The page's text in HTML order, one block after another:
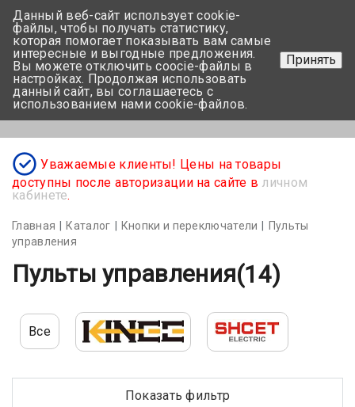
+375 17-350-99-56
+375 44-752-82-08
Задать вопрос
Уважаемые клиенты! Цены на товары
доступны после авторизации на сайте в личном
кабинете.
Главная Каталог Кнопки и переключатели
Пульты
управления
Пульты управления(14)
Все
Показать фильтр
Данный веб-сайт использует cookie-
файлы, чтобы получать статистику,
которая помогает показывать вам самые
интересные и выгодные предложения.
Вы можете отключить coocie-файлы в
настройках. Продолжая использовать
данный сайт, вы соглашаетесь с
использованием нами cookie-файлов.
Принять